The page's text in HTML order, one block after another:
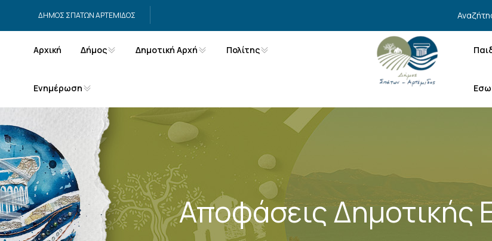
ΔΗΜΟΣ ΣΠΑΤΩΝ ΑΡΤΕΜΙΔΟΣ
Αρχική Δήμος Δημοτική Αρχή Πολίτης
Ενημέρωση
Αποφάσεις Δημοτικής